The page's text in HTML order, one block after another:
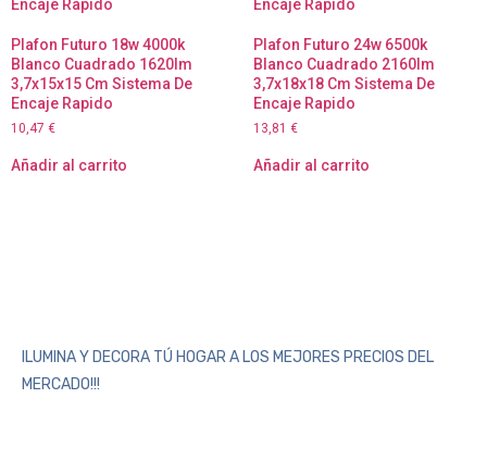
Plafon Futuro 18w 4000k
Blanco Cuadrado 1620lm
3,7x15x15 Cm Sistema De
Encaje Rapido
10,47 €
Añadir al carrito
Plafon Futuro 24w 6500k
Blanco Cuadrado 2160lm
3,7x18x18 Cm Sistema De
Encaje Rapido
13,81 €
Añadir al carrito
ILUMINA Y DECORA TÚ HOGAR A LOS MEJORES PRECIOS DEL
MERCADO!!!